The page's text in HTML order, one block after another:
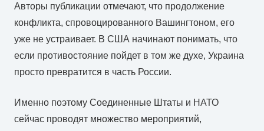
Авторы публикации отмечают, что продолжение
конфликта, спровоцированного Вашингтоном, его
уже не устраивает. В США начинают понимать, что
если противостояние пойдет в том же духе, Украина
просто превратится в часть России.
Именно поэтому Соединенные Штаты и НАТО
сейчас проводят множество мероприятий,